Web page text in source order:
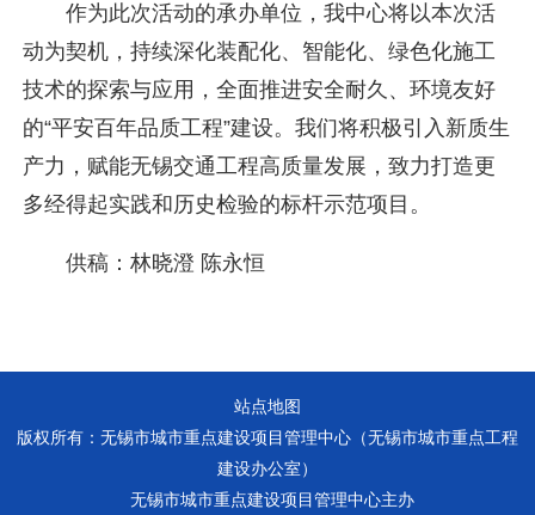
作为此次活动的承办单位，我中心将以本次活
动为契机，持续深化装配化、智能化、绿色化施工
技术的探索与应用，全面推进安全耐久、环境友好
的“平安百年品质工程”建设。我们将积极引入新质生
产力，赋能无锡交通工程高质量发展，致力打造更
多经得起实践和历史检验的标杆示范项目。
供稿：林晓澄 陈永恒
站点地图
版权所有：无锡市城市重点建设项目管理中心（无锡市城市重点工程
建设办公室）
无锡市城市重点建设项目管理中心主办